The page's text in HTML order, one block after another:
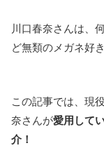
川口春奈さんは、
ど無類のメガネ好
この記事では、現
奈さんが愛用して
介！